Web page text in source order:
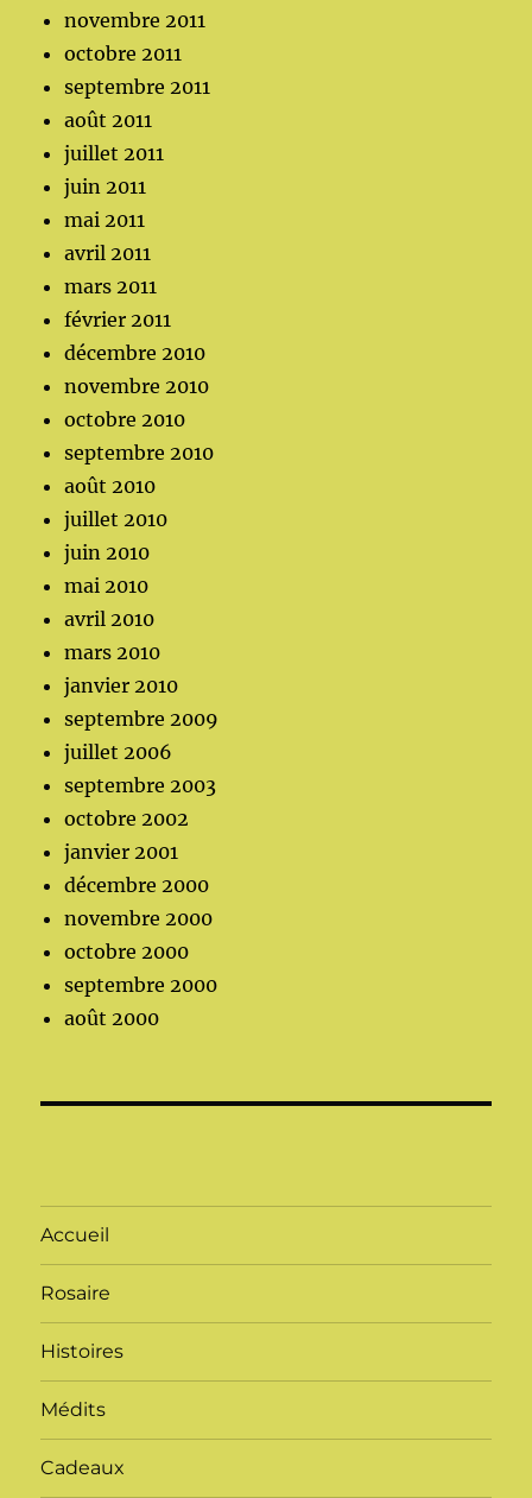
novembre 2011
octobre 2011
septembre 2011
août 2011
juillet 2011
juin 2011
mai 2011
avril 2011
mars 2011
février 2011
décembre 2010
novembre 2010
octobre 2010
septembre 2010
août 2010
juillet 2010
juin 2010
mai 2010
avril 2010
mars 2010
janvier 2010
septembre 2009
juillet 2006
septembre 2003
octobre 2002
janvier 2001
décembre 2000
novembre 2000
octobre 2000
septembre 2000
août 2000
Accueil
Rosaire
Histoires
Médits
Cadeaux